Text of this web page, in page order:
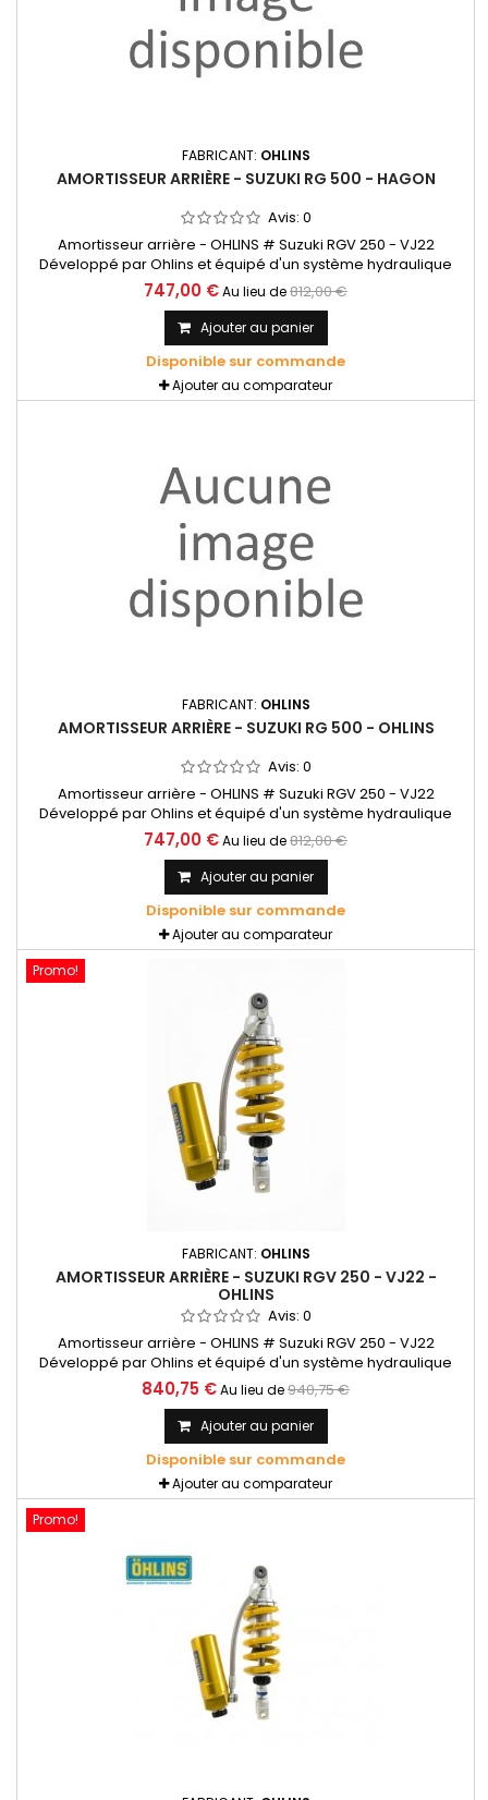
FABRICANT: OHLINS
AMORTISSEUR ARRIÈRE - SUZUKI RG 500 - HAGON
Avis: 0
Amortisseur arrière - OHLINS # Suzuki RGV 250 - VJ22
Développé par Ohlins et équipé d'un système hydraulique
sophistiqué qui garantit des performances exceptionnelles
en virage et au freinage. Pressurisé en azote avec réservoir
séparé
747,00 €Au lieu de812,00 €
Ajouter au panier
Disponible sur commande
Ajouter au comparateur
FABRICANT: OHLINS
AMORTISSEUR ARRIÈRE - SUZUKI RG 500 - OHLINS
Avis: 0
Amortisseur arrière - OHLINS # Suzuki RGV 250 - VJ22
Développé par Ohlins et équipé d'un système hydraulique
sophistiqué qui garantit des performances exceptionnelles
en virage et au freinage. Pressurisé en azote avec réservoir
séparé
747,00 €Au lieu de812,00 €
Ajouter au panier
Disponible sur commande
Ajouter au comparateur
Promo!
FABRICANT: OHLINS
AMORTISSEUR ARRIÈRE - SUZUKI RGV 250 - VJ22 -
OHLINS
Avis: 0
Amortisseur arrière - OHLINS # Suzuki RGV 250 - VJ22
Développé par Ohlins et équipé d'un système hydraulique
sophistiqué qui garantit des performances exceptionnelles
en virage et au freinage. Pressurisé en azote avec réservoir
séparé
840,75 €Au lieu de940,75 €
Ajouter au panier
Disponible sur commande
Ajouter au comparateur
Promo!